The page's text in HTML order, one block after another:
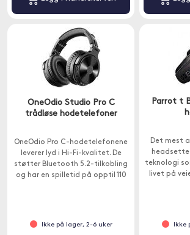
OneOdio Studio Pro C
trådløse hodetelefoner
OneOdio Pro C-hodetelefonene
leverer lyd i Hi-Fi-kvalitet. De
støtter Bluetooth 5.2-tilkobling
og har en spilletid på opptil 110
Ikke på lager, 2-6 uker
Parrot t
Det mest
teknologi
livet på